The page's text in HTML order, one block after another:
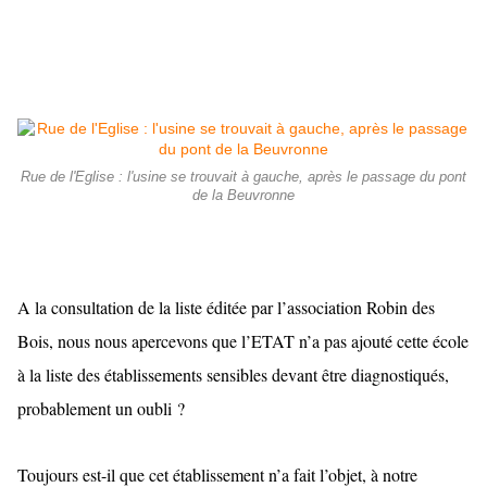
Rue de l'Eglise : l'usine se trouvait à gauche, après le passage du pont
de la Beuvronne
A la consultation de la liste éditée par l’association Robin des
Bois, nous nous apercevons que l’ETAT n’a pas ajouté cette école
à la liste des établissements sensibles devant être diagnostiqués,
probablement un oubli ?
Toujours est-il que cet établissement n’a fait l’objet, à notre